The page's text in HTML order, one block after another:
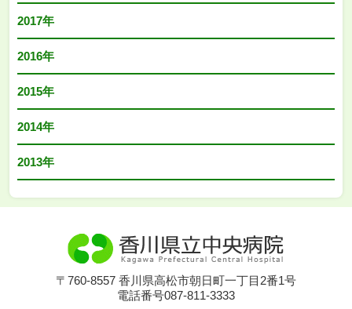
2017年
2016年
2015年
2014年
2013年
〒760-8557 香川県高松市朝日町一丁目2番1号
電話番号087-811-3333